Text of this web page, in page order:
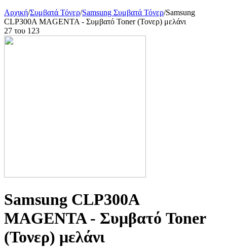
Αρχική/Συμβατά Τόνερ/Samsung Συμβατά Τόνερ/Samsung
CLP300A MAGENTA - Συμβατό Toner (Τονερ) μελάνι
27 του 123
Samsung CLP300A
MAGENTA - Συμβατό Toner
(Τονερ) μελάνι